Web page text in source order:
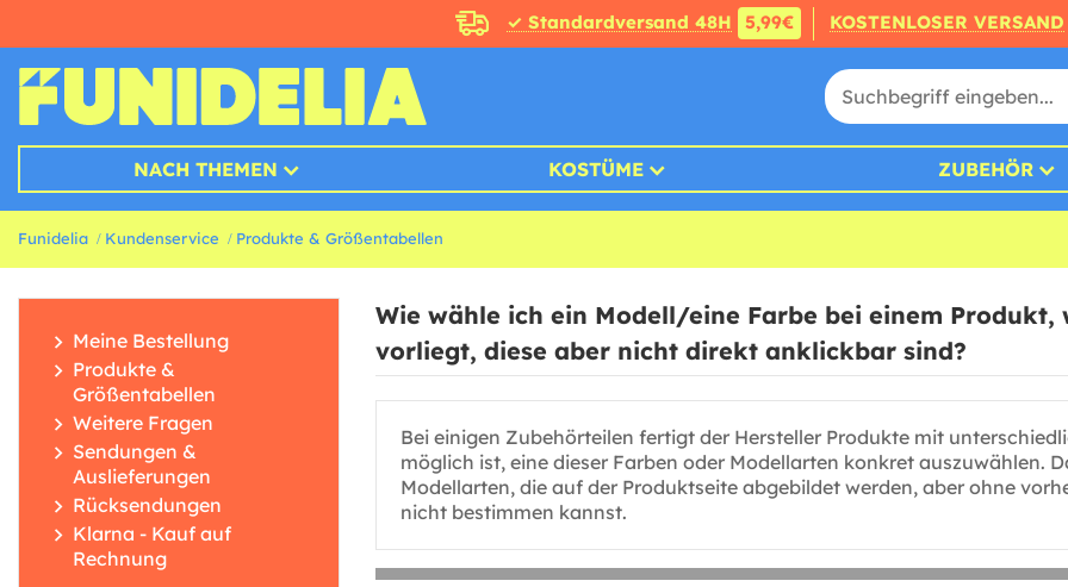
✓ Standardversand 48H 5,99€ KOSTENLOSER VERSAND
NACH THEMEN KOSTÜME ZUBEHÖR
Funidelia Kundenservice Produkte & Größentabellen
Meine Bestellung
Produkte &
Größentabellen
Weitere Fragen
Sendungen &
Auslieferungen
Rücksendungen
Klarna - Kauf auf
Rechnung
Wie wähle ich ein Modell/eine Farbe bei einem
vorliegt, diese aber nicht direkt anklickbar sind?
Bei einigen Zubehörteilen fertigt der Hersteller Produkte mit
möglich ist, eine dieser Farben oder Modellarten konkret auszuwählen.
Modellarten, die auf der Produktseite abgebildet werden, aber ohne
nicht bestimmen kannst.